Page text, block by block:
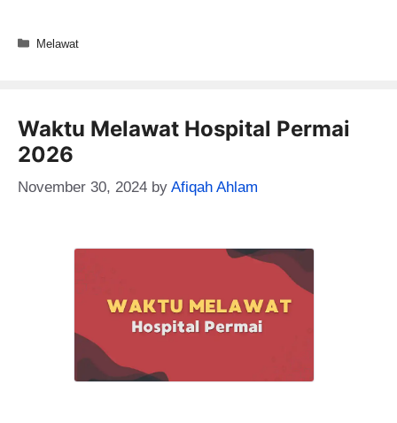
Categories
Melawat
Waktu Melawat Hospital Permai
2026
November 30, 2024 by Afiqah Ahlam